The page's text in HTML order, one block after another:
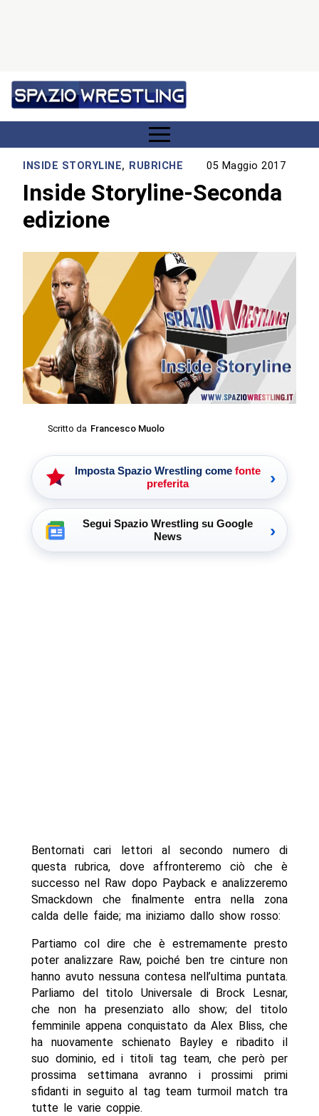
INSIDE STORYLINE, RUBRICHE 05 Maggio 2017
Inside Storyline-Seconda
edizione
Scritto da Francesco Muolo
Imposta Spazio Wrestling come fonte
preferita
›
Segui Spazio Wrestling su Google
News
›
Bentornati cari lettori al secondo numero di
questa rubrica, dove affronteremo ciò che è
successo nel Raw dopo Payback e analizzeremo
Smackdown che finalmente entra nella zona
calda delle faide; ma iniziamo dallo show rosso:
Partiamo col dire che è estremamente presto
poter analizzare Raw, poiché ben tre cinture non
hanno avuto nessuna contesa nell’ultima puntata.
Parliamo del titolo Universale di Brock Lesnar,
che non ha presenziato allo show; del titolo
femminile appena conquistato da Alex Bliss, che
ha nuovamente schienato Bayley e ribadito il
suo dominio, ed i titoli tag team, che però per
prossima settimana avranno i prossimi primi
sfidanti in seguito al tag team turmoil match tra
tutte le varie coppie.